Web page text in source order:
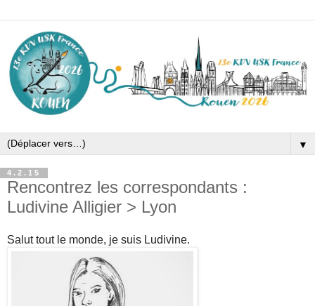
▼
4.2.15
Rencontrez les correspondants :
Ludivine Alligier > Lyon
Salut tout le monde, je suis Ludivine.